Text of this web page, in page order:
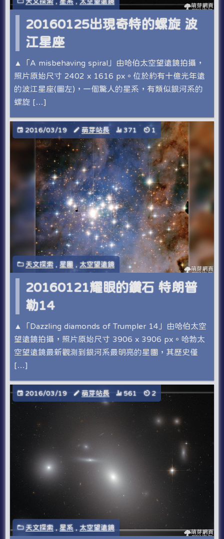
20160125出現奇特的螺旋 波
江星座
▲「A misbehaving spiral」由哈伯太空望遠鏡拍攝，
照片原始尺寸 2402 x 1616 px。位於約有十億光年遠
的波江星座(圖左)，一個驚人的星系，有類似銀河系的
螺旋 […]
2016/03/19 萌芽站長 371 1
天文探索 ,星團 , 太空望遠鏡
20160121耀眼的鑽石 特朗普
勒14
▲「Dazzling diamonds of Trumpler 14」由哈伯太空
望遠鏡拍攝，照片原始尺寸 3906 x 3906 px。哈勃太
空望遠鏡最新觀測到銀河系最明亮的星團，其歷史僅
[…]
2016/03/19 萌芽站長 561 2
天文探索 ,星系 , 太空望遠鏡